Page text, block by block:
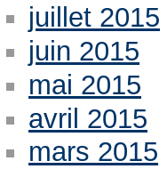
juillet 2015
juin 2015
mai 2015
avril 2015
mars 2015